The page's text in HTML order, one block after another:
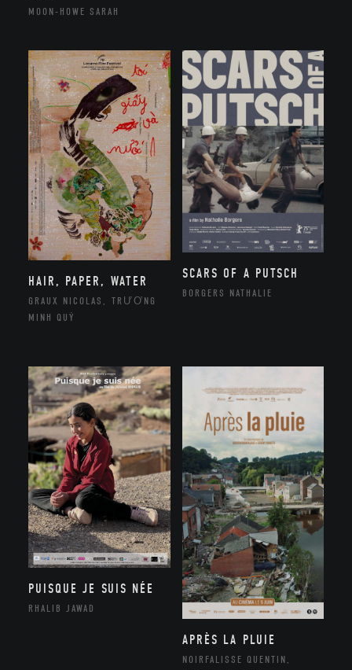
MOON-HOWE SARAH
HAIR, PAPER, WATER
GRAUX NICOLAS, TRƯƠNG
MINH QUÝ
SCARS OF A PUTSCH
BORGERS NATHALIE
PUISQUE JE SUIS NÉE
RHALIB JAWAD
APRÈS LA PLUIE
NOIRFALISSE QUENTIN,